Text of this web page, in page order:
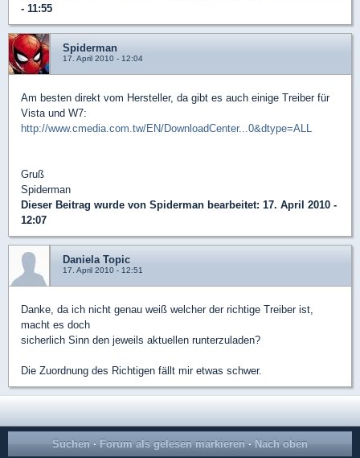
- 11:55
Spiderman
17. April 2010 - 12:04
Am besten direkt vom Hersteller, da gibt es auch einige Treiber für
Vista und W7:
http://www.cmedia.com.tw/EN/DownloadCenter...0&dtype=ALL
Gruß
Spiderman
Dieser Beitrag wurde von Spiderman bearbeitet: 17. April 2010 -
12:07
Daniela Topic
17. April 2010 - 12:51
Danke, da ich nicht genau weiß welcher der richtige Treiber ist,
macht es doch
sicherlich Sinn den jeweils aktuellen runterzuladen?
Die Zuordnung des Richtigen fällt mir etwas schwer.
Suchen · Forum als gelesen markieren · Nach oben